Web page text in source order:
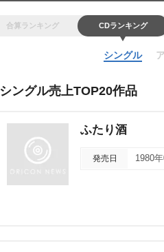
合算ランキング CDランキング
シングル
シングル売上TOP20作品
ふたり酒
発売日 1980